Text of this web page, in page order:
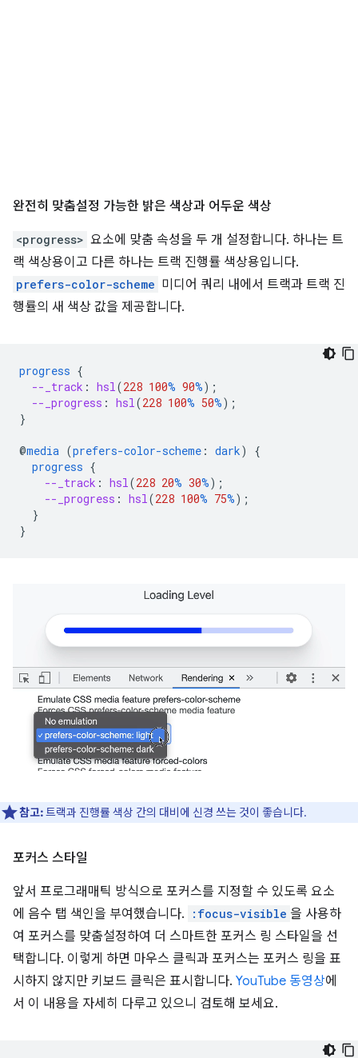
완전히 맞춤설정 가능한 밝은 색상과 어두운 색상
<progress> 요소에 맞춤 속성을 두 개 설정합니다. 하나는 트
랙 색상용이고 다른 하나는 트랙 진행률 색상용입니다.
prefers-color-scheme 미디어 쿼리 내에서 트랙과 트랙 진
행률의 새 색상 값을 제공합니다.
progress {
--_track : hsl (228 100% 90%);
--_progress : hsl (228 100% 50%);
}
@media (prefers-color-scheme : dark)
{
progress {
--_track : hsl (228 20% 30%);
--_progress : hsl (228 100% 75%);
}
}
참고:트랙과 진행률 색상 간의 대비에 신경 쓰는 것이 좋습니다.
포커스 스타일
앞서 프로그래매틱 방식으로 포커스를 지정할 수 있도록 요소
에 음수 탭 색인을 부여했습니다.
:focus-visible 을 사용하
여 포커스를 맞춤설정하여 더 스마트한 포커스 링 스타일을 선
택합니다. 이렇게 하면 마우스 클릭과 포커스는 포커스 링을 표
시하지 않지만 키보드 클릭은 표시합니다. YouTube 동영상에
서 이 내용을 자세히 다루고 있으니 검토해 보세요.